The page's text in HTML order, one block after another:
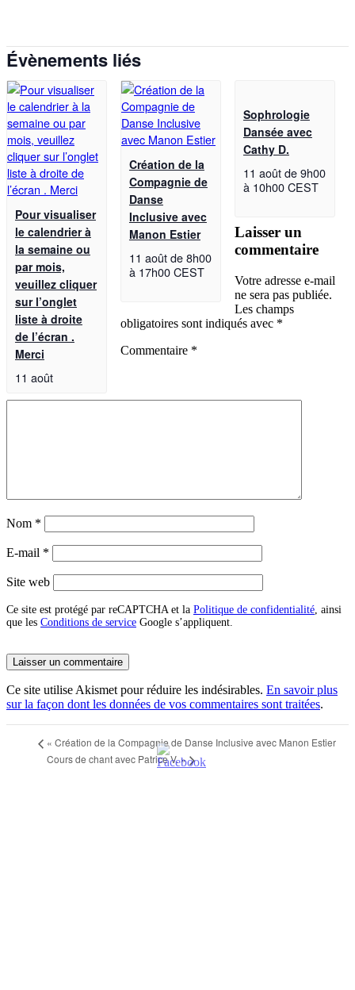
Évènements liés
Pour visualiser
le calendrier à
la semaine ou
par mois,
veuillez cliquer
sur l’onglet
liste à droite
de l’écran .
Merci
11 août
Création de la
Compagnie de
Danse
Inclusive avec
Manon Estier
11 août de 8h00
à 17h00CEST
Sophrologie
Dansée avec
Cathy D.
11 août de 9h00
à 10h00CEST
Laisser un
commentaire
Votre adresse e-mail
ne sera pas publiée.
Les champs
obligatoires sont indiqués avec *
Commentaire *
Nom *
E-mail *
Site web
Ce site est protégé par reCAPTCHA et la Politique de confidentialité, ainsi
que les Conditions de service Google s’appliquent.
Ce site utilise Akismet pour réduire les indésirables. En savoir plus
sur la façon dont les données de vos commentaires sont traitées.
« Création de la Compagnie de Danse Inclusive avec Manon Estier
Cours de chant avec Patrice V.»